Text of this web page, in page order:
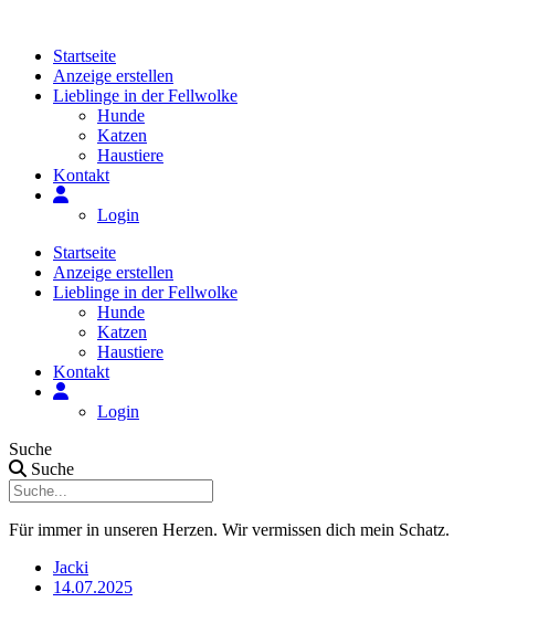
springenStartseite
Anzeige erstellen
Lieblinge in der Fellwolke
Hunde
Katzen
Haustiere
Kontakt
Login
Startseite
Anzeige erstellen
Lieblinge in der Fellwolke
Hunde
Katzen
Haustiere
Kontakt
Login
Suche
Suche
Für immer in unseren Herzen. Wir vermissen dich mein Schatz.
Jacki
14.07.2025